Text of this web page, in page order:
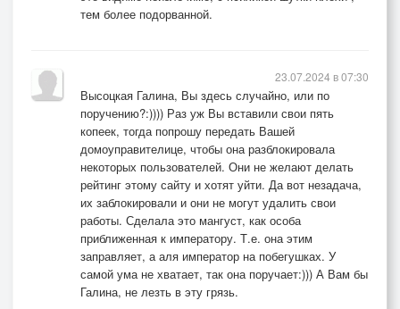
тем более подорванной.
Высоцкая Галина, Вы здесь случайно, или по
поручению?:)))) Раз уж Вы вставили свои пять
копеек, тогда попрошу передать Вашей
домоуправителице, чтобы она разблокировала
некоторых пользователей. Они не желают делать
рейтинг этому сайту и хотят уйти. Да вот незадача,
их заблокировали и они не могут удалить свои
работы. Сделала это мангуст, как особа
приближенная к императору. Т.е. она этим
заправляет, а аля император на побегушках. У
самой ума не хватает, так она поручает:))) А Вам бы
Галина, не лезть в эту грязь.
23.07.2024 в 07:30